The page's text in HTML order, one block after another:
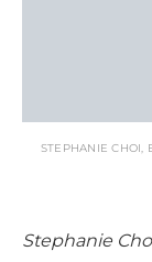
STEPHANIE CHOI,
Stephanie